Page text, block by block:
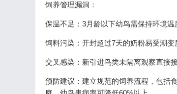
饲养管理漏洞：
保温不足：3月龄以下幼鸟需保持环境
饲料污染：开封超过7天的奶粉易受潮
交叉感染：新引进鸟类未隔离观察直接
预防建议：建立规范的饲养流程，包括